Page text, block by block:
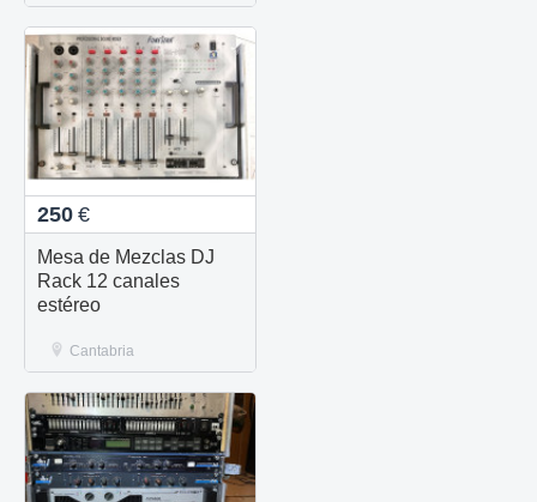
250 €
Mesa de Mezclas DJ
Rack 12 canales
estéreo
Cantabria